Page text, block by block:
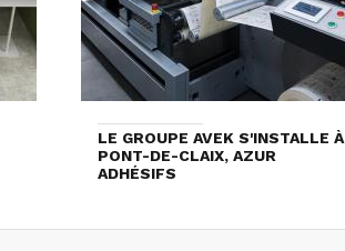
LE GROUPE AVEK S'INSTALLE À
PONT-DE-CLAIX, AZUR
ADHÉSIFS